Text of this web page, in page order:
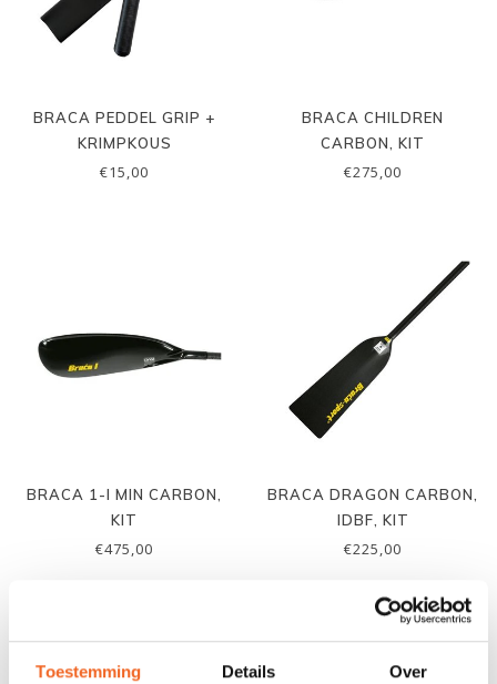
Toestemming Details Over
BRACA PEDDEL GRIP +
KRIMPKOUS
€15,00
BRACA CHILDREN
CARBON, KIT
€275,00
BRACA 1-I MIN CARBON,
KIT
€475,00
BRACA DRAGON CARBON,
IDBF, KIT
€225,00